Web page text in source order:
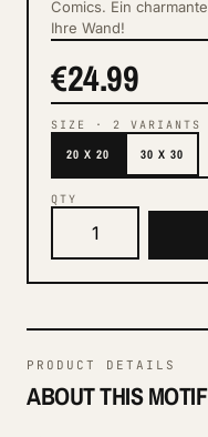
Comics. Ein
Ihre Wand!
€24.99
SIZE · 2 VARIANTS
20 X 20 30 X 30
QTY
PRODUCT DETAILS
ABOUT THIS MOTIF